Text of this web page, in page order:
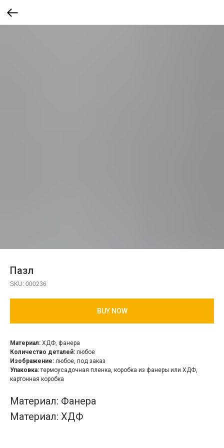
Пазл
SKU: 000236
BUY NOW
Материал: ХДФ, фанера
Количество деталей: любое
Изображение: любое, под заказ
Упаковка:термоусадочная пленка, коробка из фанеры или ХДФ,
картонная коробка
Материал: Фанера
Материал: ХДФ